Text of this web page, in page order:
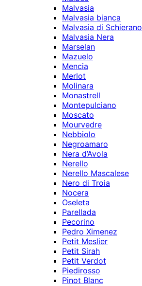
Malvasia
Malvasia bianca
Malvasia di Schierano
Malvasia Nera
Marselan
Mazuelo
Mencia
Merlot
Molinara
Monastrell
Montepulciano
Moscato
Mourvedre
Nebbiolo
Negroamaro
Nera d’Avola
Nerello
Nerello Mascalese
Nero di Troia
Nocera
Oseleta
Parellada
Pecorino
Pedro Ximenez
Petit Meslier
Petit Sirah
Petit Verdot
Piedirosso
Pinot Blanc